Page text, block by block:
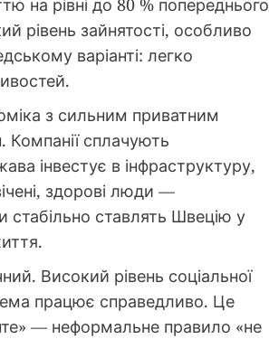
на рівні до 80 % попереднього
рівень зайнятості, особливо
варіанті: легко
з сильним приватним
Компанії сплачують
інвестує в інфраструктуру,
здорові люди —
стабільно ставлять Швецію у
Високий рівень соціальної
працює справедливо. Це
— неформальне правило «не